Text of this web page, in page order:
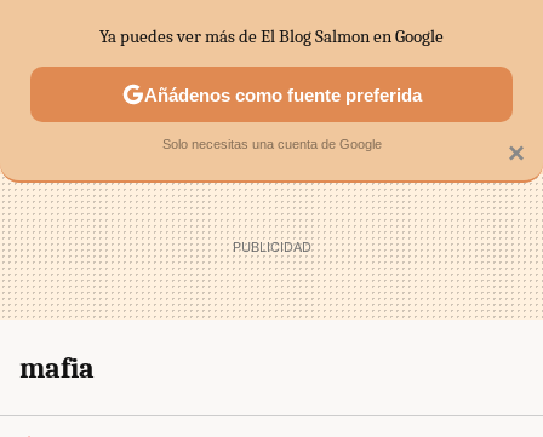
SECTORES ECONOMÍA DOMÉSTICA MERCADOS
mafia
×
Ya puedes ver más de El Blog Salmon en Google
Añádenos como fuente preferida
Solo necesitas una cuenta de Google